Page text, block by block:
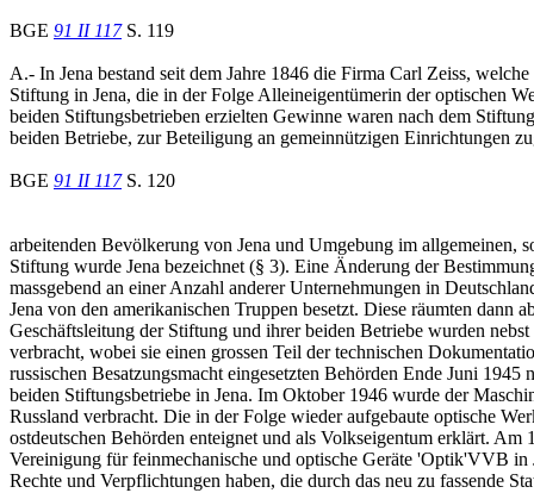
BGE 91 II 117S. 119
A.- In Jena bestand seit dem Jahre 1846 die Firma Carl Zeiss,
Stiftung in Jena, die in der Folge Alleineigentümerin der optischen
beiden Stiftungsbetrieben erzielten Gewinne waren nach dem
beiden Betriebe, zur Beteiligung an gemeinnützigen Einrichtungen
BGE 91 II 117S. 120
arbeitenden Bevölkerung von Jena und Umgebung im allgemeinen,
Stiftung wurde Jena bezeichnet (§ 3). Eine Änderung der
massgebend an einer Anzahl anderer Unternehmungen in
Jena von den amerikanischen Truppen besetzt. Diese räumten
Geschäftsleitung der Stiftung und ihrer beiden Betriebe wurden
verbracht, wobei sie einen grossen Teil der technischen
russischen Besatzungsmacht eingesetzten Behörden Ende Juni
beiden Stiftungsbetriebe in Jena. Im Oktober 1946 wurde der
Russland verbracht. Die in der Folge wieder aufgebaute optische
ostdeutschen Behörden enteignet und als Volkseigentum erklärt.
Vereinigung für feinmechanische und optische Geräte 'Optik'VVB in
Rechte und Verpflichtungen haben, die durch das neu zu fassende